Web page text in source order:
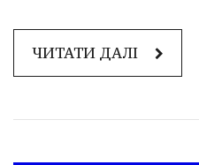
ЧИТАТИ ДАЛІ